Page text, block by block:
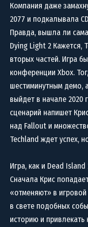
Компания даже
2077 и подкалывала
Правда, вышла ли
Dying Light 2 Кажется,
вторых частей. Игра
конференции Xbox.
шестиминутным демо,
выйдет в начале 2020
сценарий напишет
над Fallout и
Techland ждет успех,
Игра, как и Dead
Сначала Крис
«отменяют» в игровой
в свете подобных
историю и привлекать